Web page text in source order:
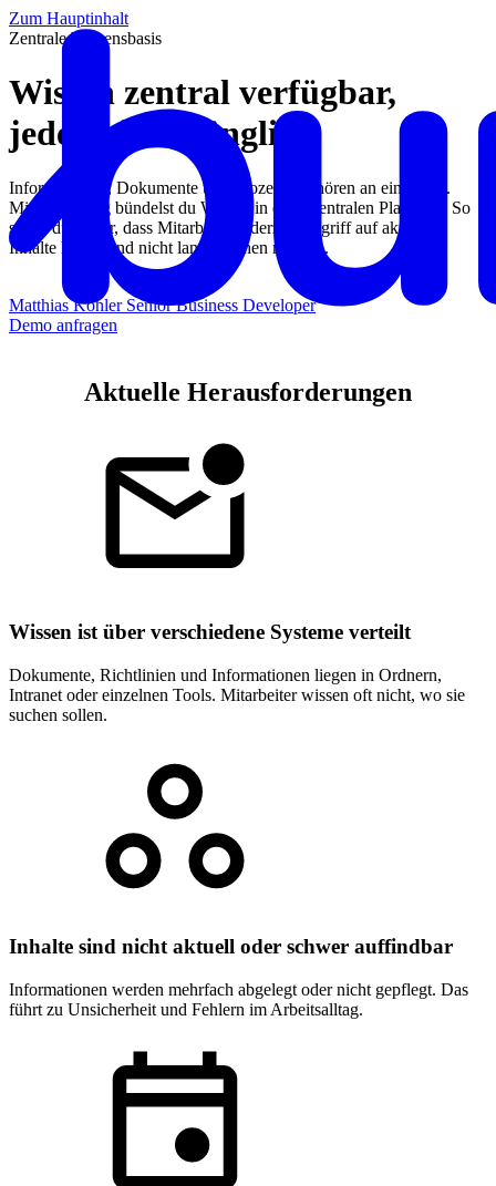
Zum Hauptinhalt
Zentrale Wissensbasis
Wissen zentral verfügbar,
jederzeit zugänglich
Informationen, Dokumente und Prozesse gehören an einen Ort.
Mit Bundeling bündelst du Wissen in einer zentralen Plattform. So
stellst du sicher, dass Mitarbeiter jederzeit Zugriff auf aktuelle
Inhalte haben und nicht lange suchen müssen.
Matthias Köhler Senior Business Developer
Demo anfragen
Aktuelle Herausforderungen
Wissen ist über verschiedene Systeme verteilt
Dokumente, Richtlinien und Informationen liegen in Ordnern,
Intranet oder einzelnen Tools. Mitarbeiter wissen oft nicht, wo sie
suchen sollen.
Inhalte sind nicht aktuell oder schwer auffindbar
Informationen werden mehrfach abgelegt oder nicht gepflegt. Das
führt zu Unsicherheit und Fehlern im Arbeitsalltag.